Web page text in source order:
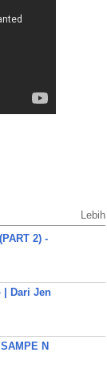
Lebih
2) -
| Dari Jen
N